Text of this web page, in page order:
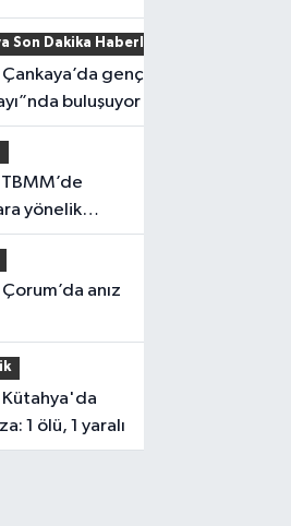
Türkiye’
yasası
Son Dakika Haberleri
buluşuyor
yönelik
1 ölü, 1 yaralı